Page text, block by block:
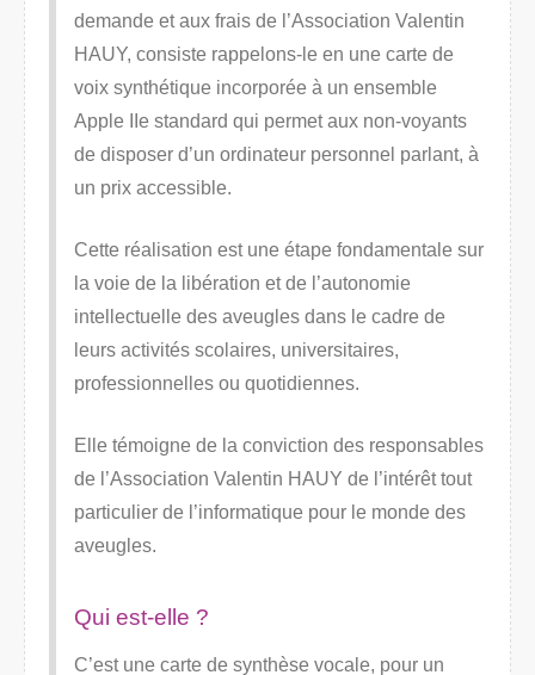
demande et aux frais de l’Association Valentin
HAUY, consiste rappelons-le en une carte de
voix synthétique incorporée à un ensemble
Apple IIe standard qui permet aux non-voyants
de disposer d’un ordinateur personnel parlant, à
un prix accessible.
Cette réalisation est une étape fondamentale sur
la voie de la libération et de l’autonomie
intellectuelle des aveugles dans le cadre de
leurs activités scolaires, universitaires,
professionnelles ou quotidiennes.
Elle témoigne de la conviction des responsables
de l’Association Valentin HAUY de l’intérêt tout
particulier de l’informatique pour le monde des
aveugles.
Qui est-elle ?
C’est une carte de synthèse vocale, pour un